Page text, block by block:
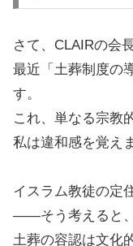
さて、CLAIRの会
最近「土葬制度の
す。
これ、単なる宗教
私は違和感を覚え
イスラム教徒の定
——そう考えると、
土葬の容認は文化